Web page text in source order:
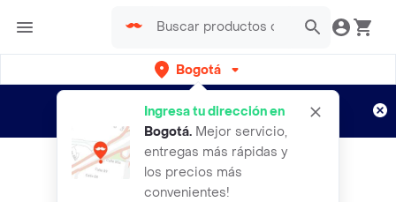
Bogotá
Ingresa tu dirección en
Bogotá. Mejor servicio,
entregas más rápidas y
los precios más
convenientes!
envíos gratis por semanas
Aplican TyC